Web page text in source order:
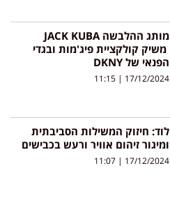
מותג ההלבשה JACK KUBA
משיק קולקציית פיג'מות ובגדי
הפנאי של DKNY
17/12/2024
לוד: חיזוק המשילות הסביבתית
ומיגור זיהום אוויר ורעש בכבישים
17/12/2024